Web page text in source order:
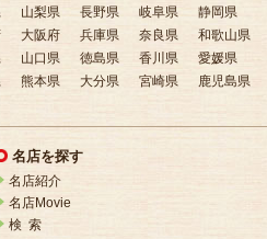
山梨県 長野県 岐阜県
静岡県
大阪府 兵庫県 奈良県
和歌山県
山口県 徳島県 香川県
愛媛県
熊本県 大分県 宮崎県
鹿児島県
名店を探す
名店紹介
名店Movie
検 索